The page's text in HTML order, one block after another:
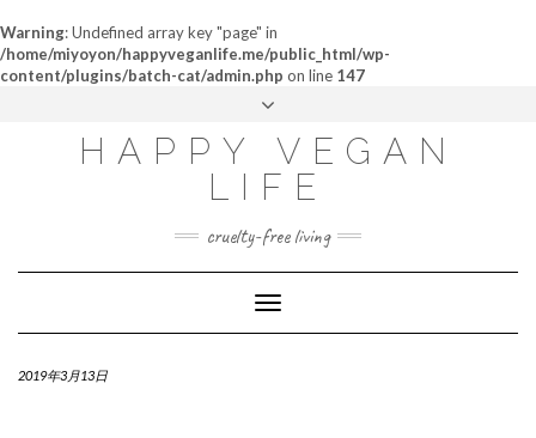
Warning: Undefined array key "page" in
/home/miyoyon/happyveganlife.me/public_html/wp-
content/plugins/batch-cat/admin.php on line 147
ABOUT
MY STORY
CONTACT
HAPPY VEGAN
LIFE
cruelty-free living
Toggle
Navigation
2019年3月13日